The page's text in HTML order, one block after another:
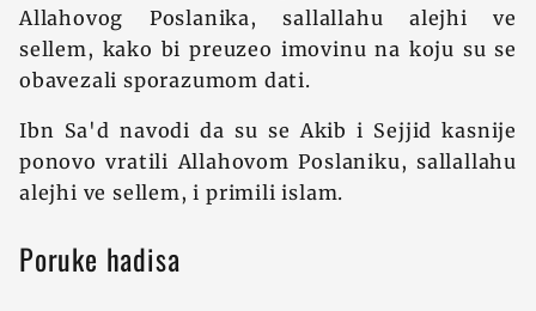
Allahovog Poslanika, sallallahu alejhi ve
sellem, kako bi preuzeo imovinu na koju su se
obavezali sporazumom dati.
Ibn Sa'd navodi da su se Akib i Sejjid kasnije
ponovo vratili Allahovom Poslaniku, sallallahu
alejhi ve sellem, i primili islam.
Poruke hadisa